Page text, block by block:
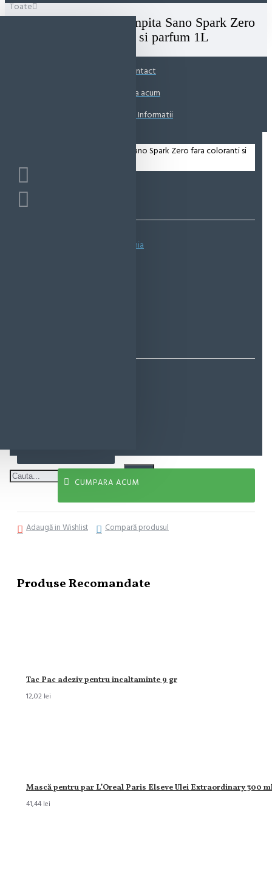
Toate
Detergent vase cu pompita Sano Spark Zero
fara coloranti si parfum 1L
Contact
Suna acum
Solicita Informatii
Spune-ţi opinia
CUMPARA ACUM
Adaugă in Wishlist Compară produsul
Produse Recomandate
Tac Pac adeziv pentru incaltaminte 9 gr
12,02 lei
Mască pentru par L’Oreal Paris Elseve Ulei Extraordinary 300
41,44 lei